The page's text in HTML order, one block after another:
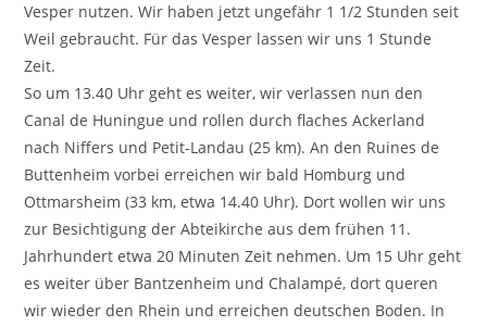
Vesper nutzen. Wir haben jetzt ungefähr 1 1/2 Stunden seit
Weil gebraucht. Für das Vesper lassen wir uns 1 Stunde
Zeit.
So um 13.40 Uhr geht es weiter, wir verlassen nun den
Canal de Huningue und rollen durch flaches Ackerland
nach Niffers und Petit-Landau (25 km). An den Ruines de
Buttenheim vorbei erreichen wir bald Homburg und
Ottmarsheim (33 km, etwa 14.40 Uhr). Dort wollen wir uns
zur Besichtigung der Abteikirche aus dem frühen 11.
Jahrhundert etwa 20 Minuten Zeit nehmen. Um 15 Uhr geht
es weiter über Bantzenheim und Chalampé, dort queren
wir wieder den Rhein und erreichen deutschen Boden. In